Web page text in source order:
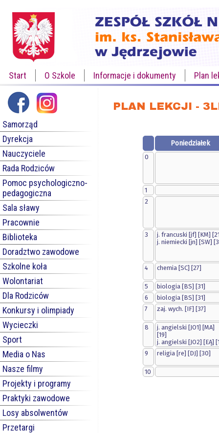
Start O Szkole Informacje i dokumenty Plan
Samorząd
Dyrekcja
Nauczyciele
Rada Rodziców
Pomoc psychologiczno-
pedagogiczna
Sala sławy
Pracownie
Biblioteka
Doradztwo zawodowe
Szkolne koła
Wolontariat
Dla Rodziców
Konkursy i olimpiady
Wycieczki
Sport
Media o Nas
Nasze filmy
Projekty i programy
Praktyki zawodowe
Losy absolwentów
Przetargi
PLAN LEKCJI -
Poniedziałek
0
1
2
3
j. francuski [jf] [KM]
j. niemiecki [jn] [SW]
4 chemia [SC] [27]
5
biologia [BS] [31]
6
biologia [BS] [31]
7
zaj. wych. [IF] [37]
8
j. angielski [JO1] [MA]
[19]
j. angielski [JO2] [EĄ]
9
religia [re] [DJ] [30]
10